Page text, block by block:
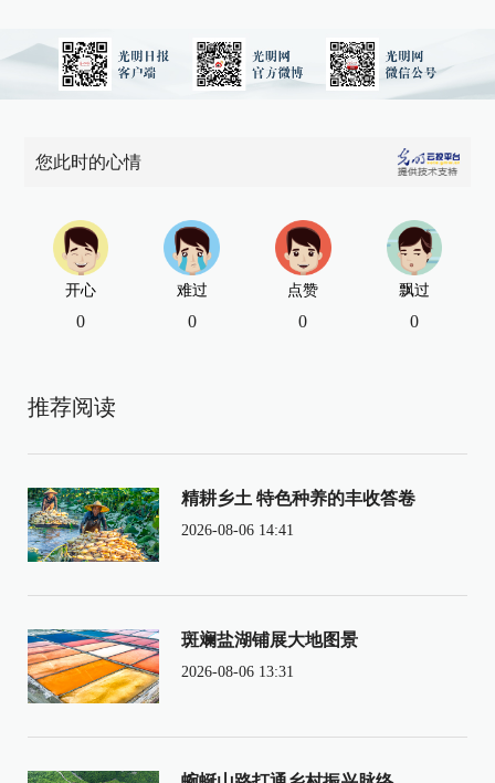
您此时的心情
开心
0
难过
0
点赞
0
飘过
0
推荐阅读
精耕乡土 特色种养的丰收答卷
2026-08-06 14:41
斑斓盐湖铺展大地图景
2026-08-06 13:31